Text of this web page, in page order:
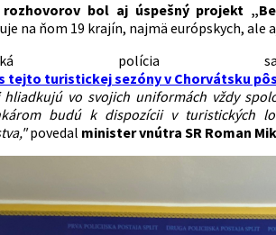
rozhovorov bol aj úspešný projekt
na ňom 19 krajín, najmä európskych, ale
tejto turistickej sezóny v Chorvátsku
hliadkujú vo svojich uniformách vždy
budú k dispozícii v turistických
povedal minister vnútra SR Roman